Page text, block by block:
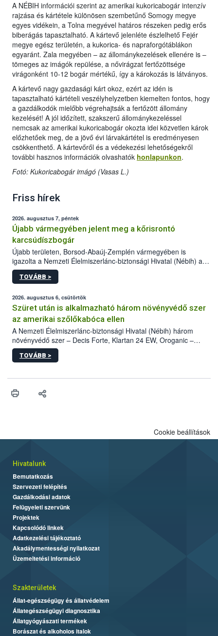
A NÉBIH információi szerint az amerikai kukoricabogár intenzív
rajzása és kártétele különösen szembetűnő Somogy megye
egyes vidékein, a Tolna megyével határos részeken pedig erős
biberágás tapasztalható. A kártevő jelenléte észlelhető Fejér
megye egész területén, a kukorica- és napraforgótáblákon
egyaránt. Zala megyében – az állománykezelések ellenére is –
tömeges az imágók repülése, a nővirágzat fertőzöttsége
virágonként 10-12 bogár mértékű, így a károkozás is látványos.
A kártevő nagy gazdasági kárt okoz, ezért az idén is
tapasztalható kártételi veszélyhelyzetben kiemelten fontos, hogy
a gazdálkodók mielőbb végrehajtsák a fertőzött állomány
kezelését! A jól időzített, szakszerű állománykezeléssel
nemcsak az amerikai kukoricabogár okozta idei közvetlen károk
előzhetőek meg, de a jövő évi lárvakártétel is eredményesen
csökkenthető. A kártevőről és a védekezési lehetőségekről
további hasznos információk olvashatók honlapunkon.
Fotó: Kukoricabogár imágó (Vasas L.)
Friss hírek
2026. augusztus 7, péntek
Újabb vármegyében jelent meg a kőrisrontó
karcsúdíszbogár
Újabb területen, Borsod-Abaúj-Zemplén vármegyében is
igazolta a Nemzeti Élelmiszerlánc-biztonsági Hivatal (Nébih) a
kőrisrontó karcsúdíszbogár (Agrilus planipennis) jelenlétét. A
kártevőt nem csak színcsapdában találták meg, de már fertőzött
az intenzív felderítést, emellett az intézkedéseket a szlovák
hatósággal is összehangolják a terjedés megállítása érdekében.
TOVÁBB >
2026. augusztus 6, csütörtök
Szüret után is alkalmazható három növényvédő szer
az amerikai szőlőkabóca ellen
A Nemzeti Élelmiszerlánc-biztonsági Hivatal (Nébih) három
növényvédő szer – Decis Forte, Klartan 24 EW, Oroganic –
engedélyokiratát módosította, így azok a szüretet követően,
egészen a vesszőérettség (BBCH 91) stádiumáig
érésű szőlőkben is legyen lehetőség a károsító elleni további
felhasználók számára is elérhető és ökológiai termesztésben is
TOVÁBB >
Cookie beállítások
Hivatalunk
Bemutatkozás
Szervezeti felépítés
Gazdálkodási adatok
Felügyeleti szervünk
Projektek
Kapcsolódó linkek
Adatkezelési tájékoztató
Akadálymentességi nyilatkozat
Üzemeltetési információ
Szakterületek
Állat-egészségügy és állatvédelem
Állategészségügyi diagnosztika
Állatgyógyászati termékek
Borászat és alkoholos italok